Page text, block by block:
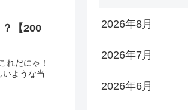
【200
れだにゃ！
ような当
2026年8月
2026年7月
2026年6月